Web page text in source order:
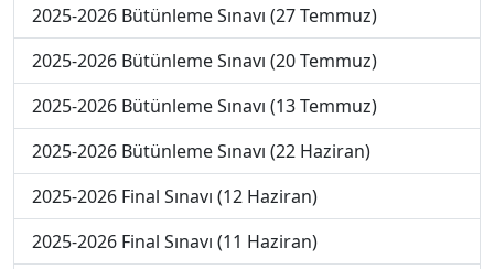
2025-2026 Bütünleme Sınavı (27 Temmuz)
2025-2026 Bütünleme Sınavı (20 Temmuz)
2025-2026 Bütünleme Sınavı (13 Temmuz)
2025-2026 Bütünleme Sınavı (22 Haziran)
2025-2026 Final Sınavı (12 Haziran)
2025-2026 Final Sınavı (11 Haziran)